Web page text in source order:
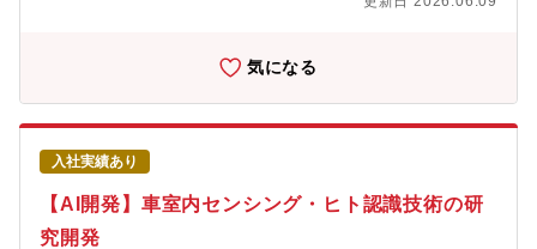
発が行えます・製品化を目指すことで世の中に貢献できます【職
システムとの連携に関わる研究開発【具体的な業務内容】経験豊
富なメンバーや社外連携先と協力して開発を行います・AIソフト
ウェア開発（Python）・SLAMソフトウェア開発（C++）・車両
仕様検討【語学】●業務での英語使用メール／時々ある資料・文書
読解／頻繁にある電話会議・商談／時々ある駐在／経験・志向に
応じて要相談
気になる
入社実績あり
【AI開発】車室内センシング・ヒト認識技術の研
究開発